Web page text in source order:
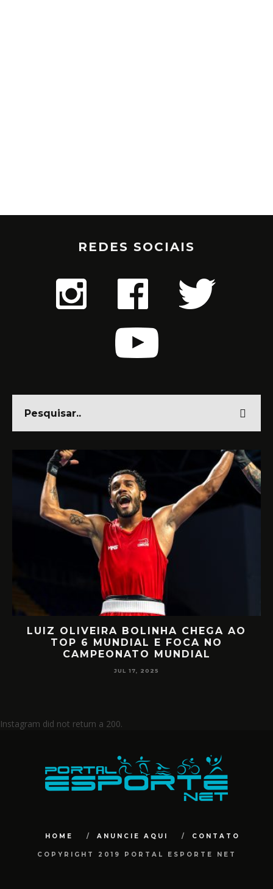
REDES SOCIAIS
LUIZ OLIVEIRA BOLINHA CHEGA AO
TOP 6 MUNDIAL E FOCA NO
CAMPEONATO MUNDIAL
JUL 17, 2025
Instagram did not return a 200.
HOME ANUNCIE AQUI CONTATO
COPYRIGHT 2019 PORTAL ESPORTE NET